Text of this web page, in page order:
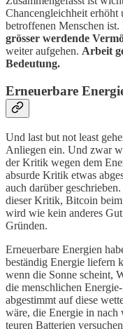
Chancengleichheit
betroffenen Menschen
grösser werdende
weiter aufgehen. Arbeit
Bedeutung.
Erneuerbare
Und last but not least
Anliegen ein. Und zwar
der Kritik wegen dem
absurde Kritik etwas
auch darüber
dieser Kritik, Bitcoin beim
wird wie kein anderes
Gründen.
Erneuerbare Energien
beständig Energie liefern
wenn die Sonne scheint,
die menschlichen
abgestimmt auf diese
wäre, die Energie in nach
teuren Batterien